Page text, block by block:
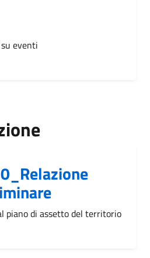
eventi
piano di assetto del territorio